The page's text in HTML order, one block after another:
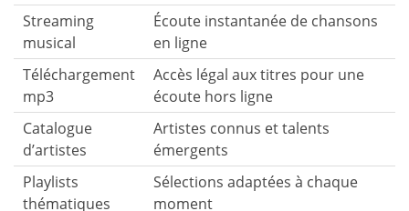
Streaming
musical
Écoute instantanée de chansons
en ligne
Téléchargement
mp3
Accès légal aux titres pour une
écoute hors ligne
Catalogue
d’artistes
Artistes connus et talents
émergents
Playlists
thématiques
Sélections adaptées à chaque
moment